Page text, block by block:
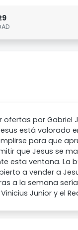
por Gabriel
está valorado
para que
que Jesus se
esta ventana. La
a vender a
a la semana
Junior y el